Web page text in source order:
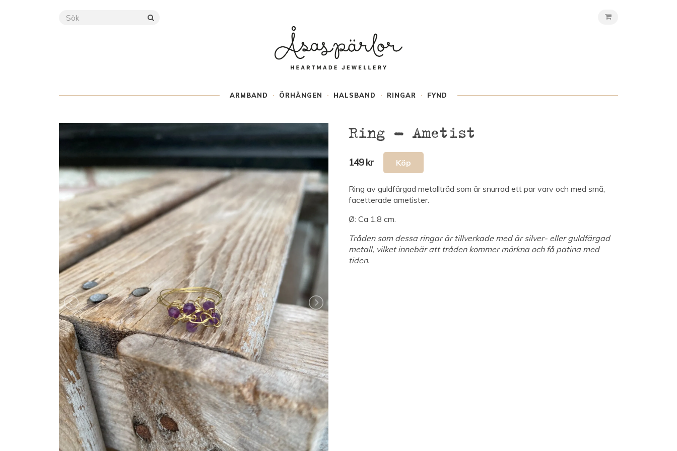
ARMBAND ÖRHÄNGEN HALSBAND RINGAR FYND
Ring – Ametist
149 kr
Ring av guldfärgad metalltråd som är snurrad ett par varv och med små,
facetterade ametister.
Ø: Ca 1,8 cm.
Tråden som dessa ringar är tillverkade med är silver- eller guldfärgad
metall, vilket innebär att tråden kommer mörkna och få patina med
tiden.